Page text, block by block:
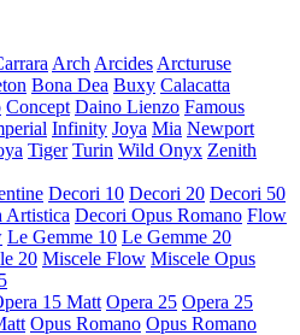
Arch Arcides Arcturuse
Bona Dea Buxy Calacatta
Concept Daino Lienzo Famous
Infinity Joya Mia Newport
Tiger Turin Wild Onyx Zenith
Decori 10 Decori 20 Decori 50
Artistica Decori Opus Romano Flow
Le Gemme 10 Le Gemme 20
20 Miscele Flow Miscele Opus
15 Matt Opera 25 Opera 25
Opus Romano Opus Romano